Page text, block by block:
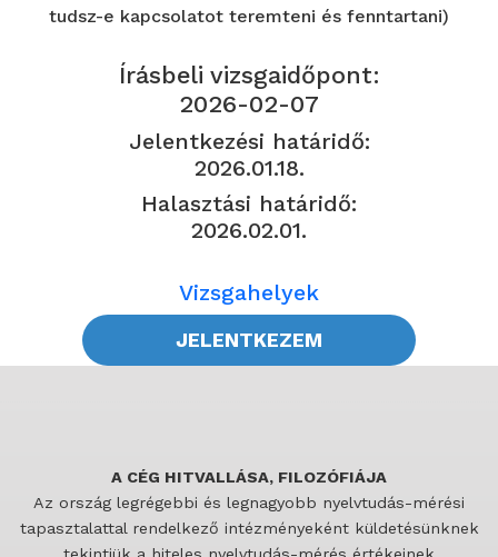
tudsz-e kapcsolatot teremteni és fenntartani)
Írásbeli vizsgaidőpont:
2026-02-07
Jelentkezési határidő:
2026.01.18.
Halasztási határidő:
2026.02.01.
Vizsgahelyek
JELENTKEZEM
A CÉG HITVALLÁSA, FILOZÓFIÁJA
Az ország legrégebbi és legnagyobb nyelvtudás-mérési
tapasztalattal rendelkező intézményeként küldetésünknek